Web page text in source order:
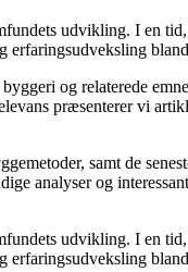
udvikling. I en
og relaterede
præsenterer vi
samt de
analyser og
udvikling. I en